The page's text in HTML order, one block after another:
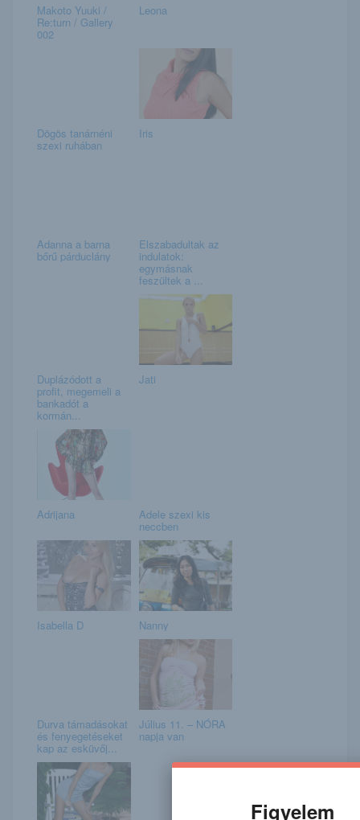
Makoto Yuuki /
Re:turn / Gallery
002
Leona
Dögös tanárnéni
szexi ruhában
Iris
Adanna a barna
bőrű párduclány
Elszabadultak az
indulatok:
egymásnak
feszültek a ...
Duplázódott a
profit, megemeli a
bankadót a
kormán...
Jati
Adrijana Adele szexi kis
neccben
Isabella D Nanny
Durva támadásokat
és fenyegetéseket
kap az esküvőj...
Július 11. – NÓRA
napja van
Figyelem